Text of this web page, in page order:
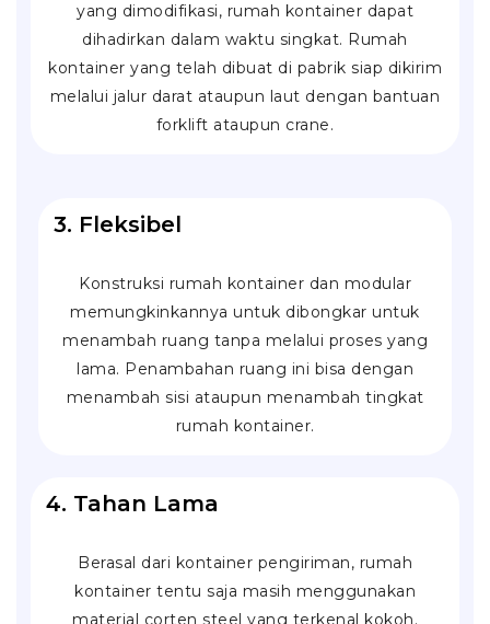
yang dimodifikasi, rumah kontainer dapat
dihadirkan dalam waktu singkat. Rumah
kontainer yang telah dibuat di pabrik siap dikirim
melalui jalur darat ataupun laut dengan bantuan
forklift ataupun crane.
3. Fleksibel
Konstruksi rumah kontainer dan modular
memungkinkannya untuk dibongkar untuk
menambah ruang tanpa melalui proses yang
lama. Penambahan ruang ini bisa dengan
menambah sisi ataupun menambah tingkat
rumah kontainer.
4. Tahan Lama
Berasal dari kontainer pengiriman, rumah
kontainer tentu saja masih menggunakan
material corten steel yang terkenal kokoh.